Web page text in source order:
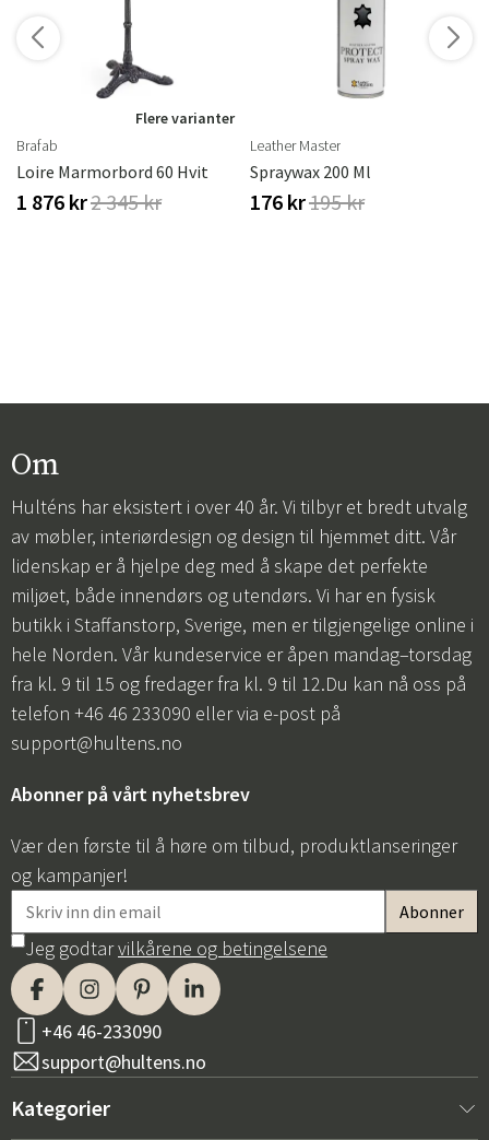
Flere varianter
Brafab
Loire Marmorbord 60 Hvit
1 876 kr2 345 kr
Leather Master
Spraywax 200 Ml
176 kr195 kr
Om
Hulténs har eksistert i over 40 år. Vi tilbyr et bredt utvalg
av møbler, interiørdesign og design til hjemmet ditt. Vår
lidenskap er å hjelpe deg med å skape det perfekte
miljøet, både innendørs og utendørs. Vi har en fysisk
butikk i Staffanstorp, Sverige, men er tilgjengelige online i
hele Norden. Vår kundeservice er åpen mandag–torsdag
fra kl. 9 til 15 og fredager fra kl. 9 til 12.Du kan nå oss på
telefon +46 46 233090 eller via e-post på
support@hultens.no
Abonner på vårt nyhetsbrev
Vær den første til å høre om tilbud, produktlanseringer
og kampanjer!
Jeg godtarvilkårene og betingelsene
+46 46-233090
support@hultens.no
Kategorier